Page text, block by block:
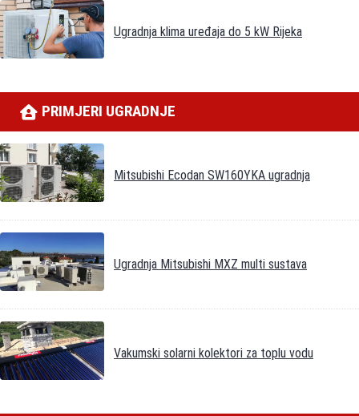
Ugradnja klima uređaja do 5 kW Rijeka
PRIMJERI UGRADNJE
Mitsubishi Ecodan SW160YKA ugradnja
Ugradnja Mitsubishi MXZ multi sustava
Vakumski solarni kolektori za toplu vodu